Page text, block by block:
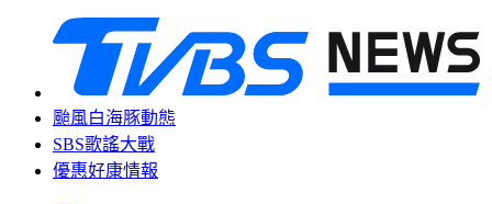
颱風白海豚動態
SBS歌謠大戰
優惠好康情報